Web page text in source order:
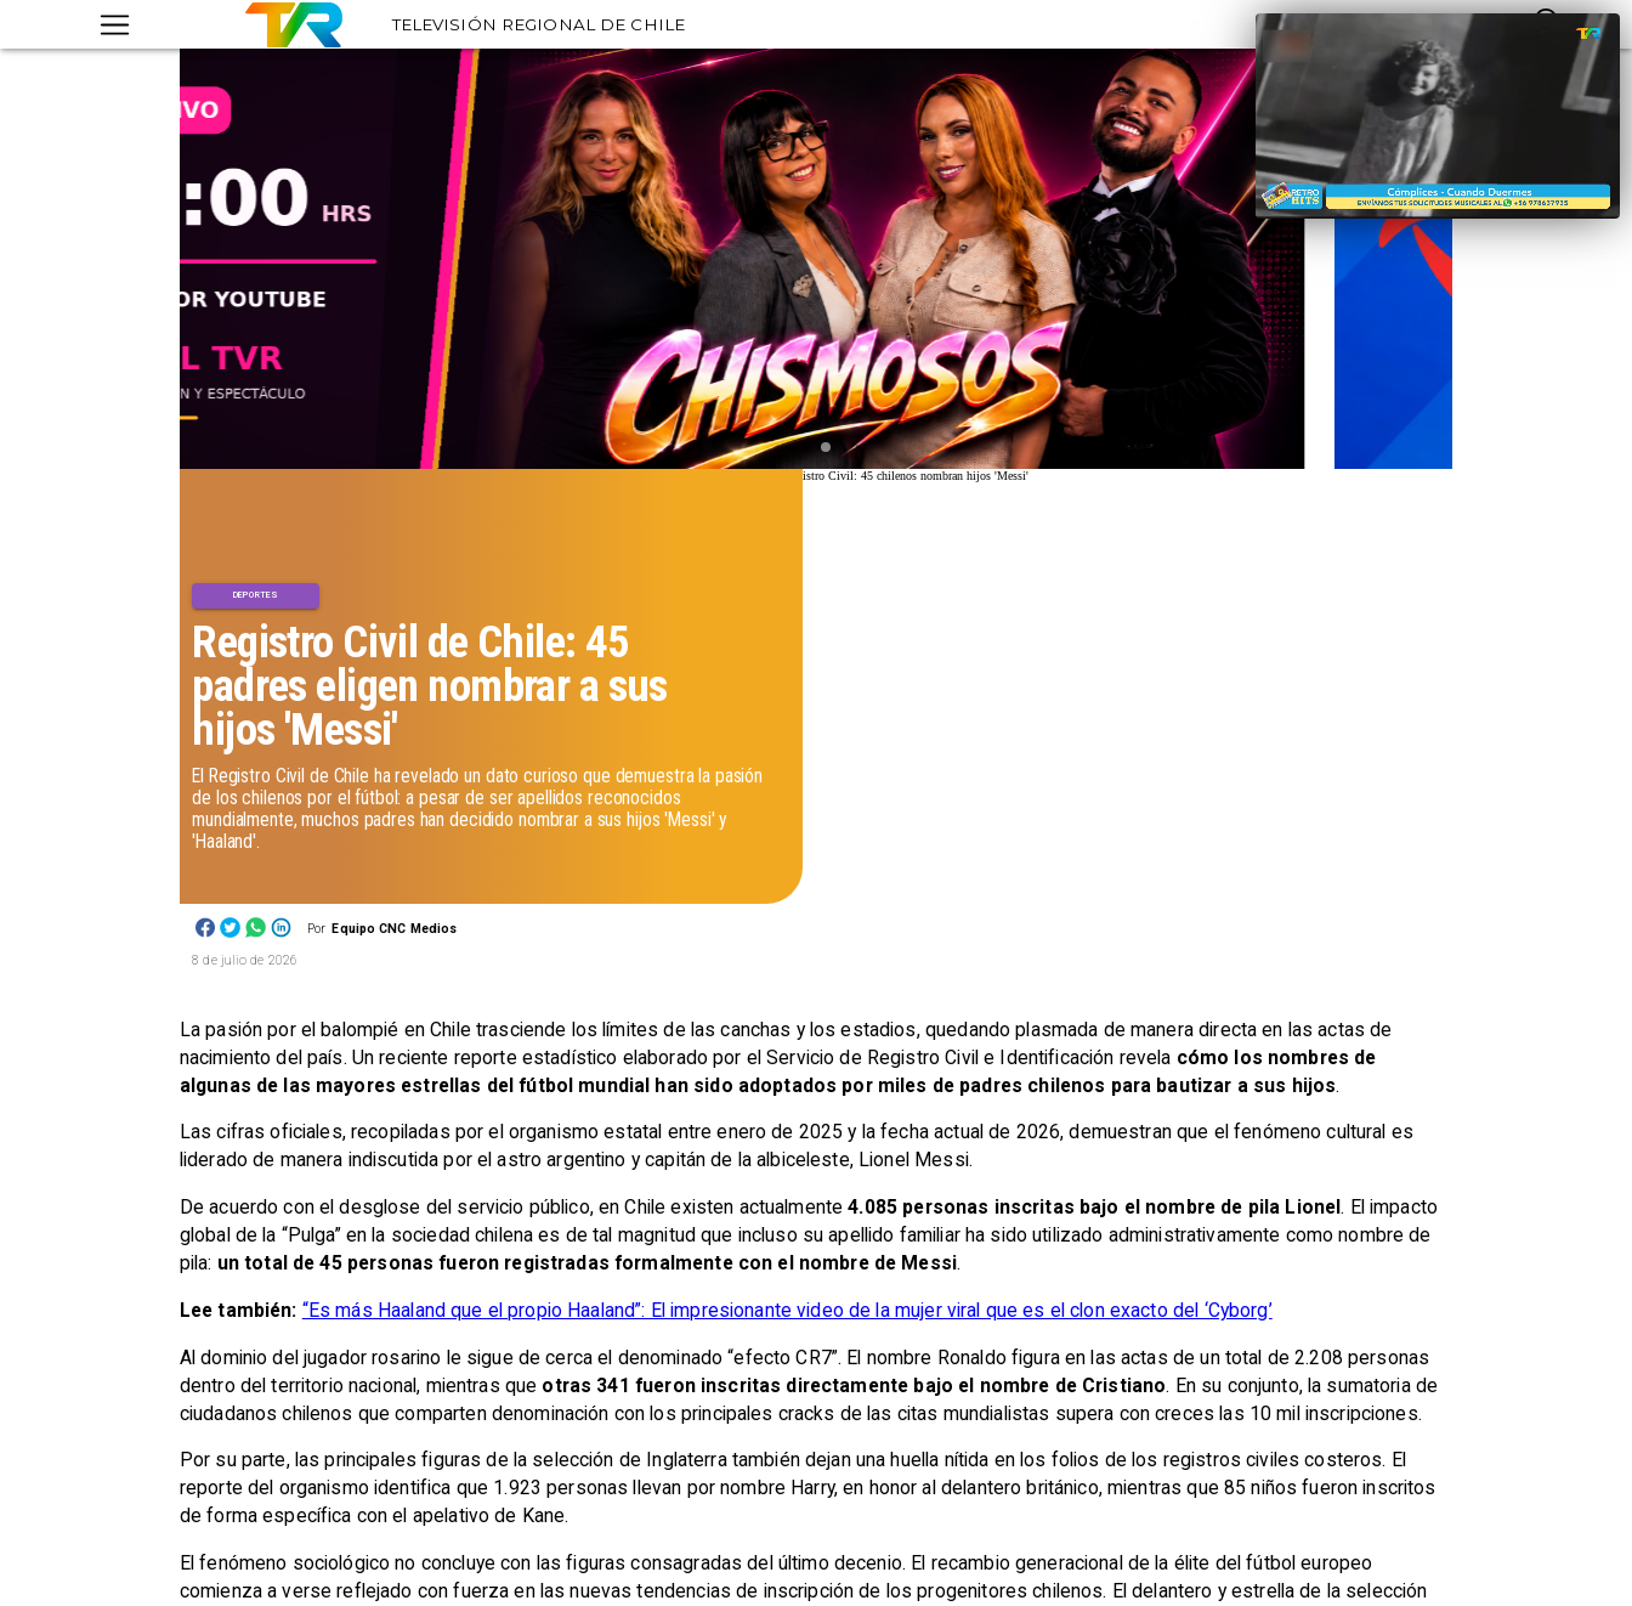
TELEVISIÓN REGIONAL DE CHILE
Por Equipo CNC Medios
Registro Civil de Chile: 45
padres eligen nombrar a sus
hijos 'Messi'
DEPORTES
El Registro Civil de Chile ha revelado un dato curioso que demuestra la pasión
de los chilenos por el fútbol: a pesar de ser apellidos reconocidos
mundialmente, muchos padres han decidido nombrar a sus hijos 'Messi' y
'Haaland'.
8 de julio de 2026
La pasión por el balompié en Chile trasciende los límites de las canchas y los estadios, quedando plasmada de manera directa en las actas de
nacimiento del país. Un reciente reporte estadístico elaborado por el Servicio de Registro Civil e Identificación revela cómo los nombres de
algunas de las mayores estrellas del fútbol mundial han sido adoptados por miles de padres chilenos para bautizar a sus hijos.
Las cifras oficiales, recopiladas por el organismo estatal entre enero de 2025 y la fecha actual de 2026, demuestran que el fenómeno cultural es
liderado de manera indiscutida por el astro argentino y capitán de la albiceleste, Lionel Messi.
De acuerdo con el desglose del servicio público, en Chile existen actualmente4.085 personas inscritas bajo el nombre de pila Lionel. El impacto
global de la “Pulga” en la sociedad chilena es de tal magnitud que incluso su apellido familiar ha sido utilizado administrativamente como nombre de
pila: un total de 45 personas fueron registradas formalmente con el nombre de Messi.
Lee también: “Es más Haaland que el propio Haaland”: El impresionante video de la mujer viral que es el clon exacto del ‘Cyborg’
Al dominio del jugador rosarino le sigue de cerca el denominado “efecto CR7”. El nombre Ronaldo figura en las actas de un total de 2.208 personas
dentro del territorio nacional, mientras que otras 341 fueron inscritas directamente bajo el nombre de Cristiano. En su conjunto, la sumatoria de
ciudadanos chilenos que comparten denominación con los principales cracks de las citas mundialistas supera con creces las 10 mil inscripciones.
Por su parte, las principales figuras de la selección de Inglaterra también dejan una huella nítida en los folios de los registros civiles costeros. El
reporte del organismo identifica que 1.923 personas llevan por nombre Harry, en honor al delantero británico, mientras que 85 niños fueron inscritos
de forma específica con el apelativo de Kane.
El fenómeno sociológico no concluye con las figuras consagradas del último decenio. El recambio generacional de la élite del fútbol europeo
comienza a verse reflejado con fuerza en las nuevas tendencias de inscripción de los progenitores chilenos. El delantero y estrella de la selección